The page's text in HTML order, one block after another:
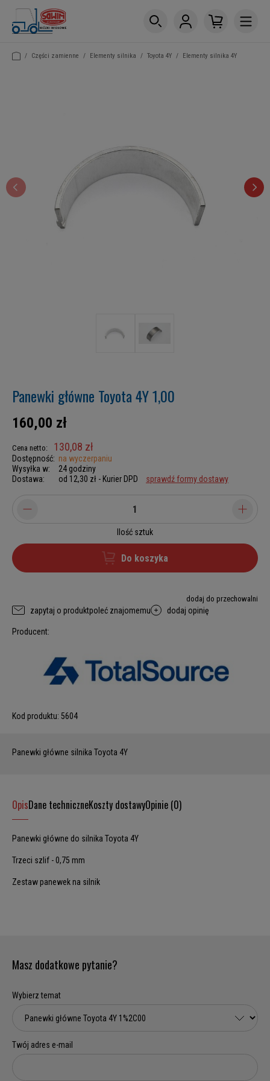
/ Części zamienne / Elementy silnika / Toyota 4Y / Elementy silnika 4Y
Panewki główne Toyota 4Y 1,00
160,00 zł
Cena netto: 130,08 zł
Dostępność: na wyczerpaniu
Wysyłka w:
24 godziny
Dostawa:
od 12,30 zł - Kurier DPD sprawdź formy dostawy
Ilość sztuk
Do koszyka
dodaj do przechowalni
zapytaj o produktpoleć znajomemu dodaj opinię
Producent:
Kod produktu: 5604
Panewki główne silnika Toyota 4Y
OpisDane techniczneKoszty dostawyOpinie (0)
Panewki główne do silnika Toyota 4Y
Trzeci szlif - 0,75 mm
Zestaw panewek na silnik
Masz dodatkowe pytanie?